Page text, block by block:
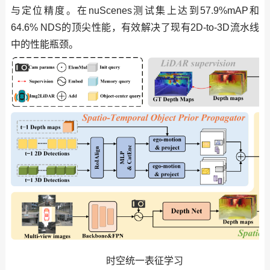
与定位精度。在nuScenes测试集上达到57.9%mAP和
64.6% NDS的顶尖性能，有效解决了现有2D-to-3D流水线
中的性能瓶颈。
时空统一表征学习